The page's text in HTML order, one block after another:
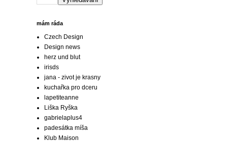
mám ráda
Czech Design
Design news
herz und blut
irisds
jana - zivot je krasny
kuchařka pro dceru
lapetiteanne
Liška Ryška
gabrielaplus4
padesátka míša
Klub Maison